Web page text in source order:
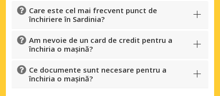
Care este cel mai frecvent punct de
închiriere în Sardinia?
Am nevoie de un card de credit pentru a
închiria o mașină?
Ce documente sunt necesare pentru a
închiria o mașină?
Autentificare cu eLink